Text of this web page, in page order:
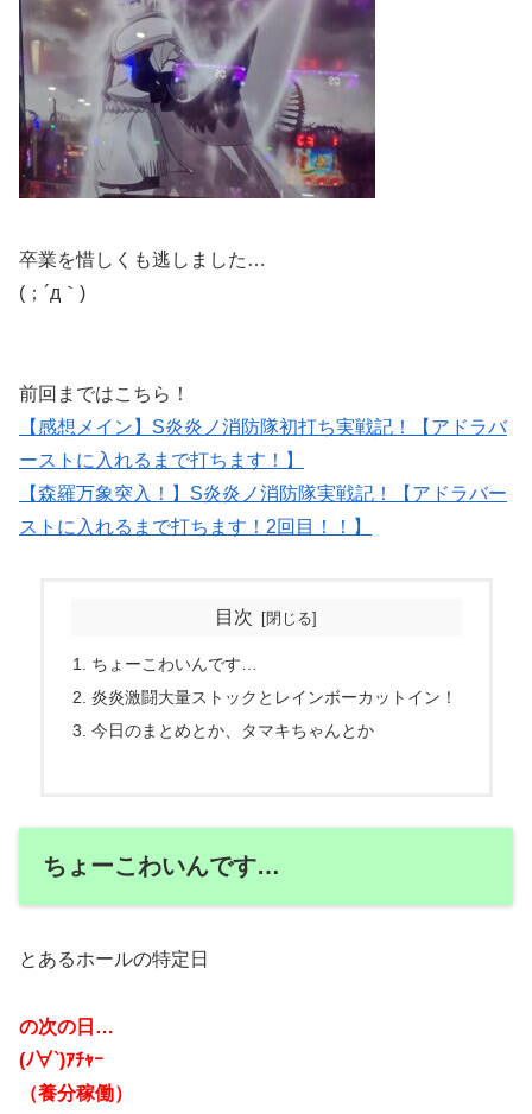
卒業を惜しくも逃しました…
(；´д｀)
前回まではこちら！
【感想メイン】S炎炎ノ消防隊初打ち実戦記！【アドラバ
ーストに入れるまで打ちます！】
【森羅万象突入！】S炎炎ノ消防隊実戦記！【アドラバー
ストに入れるまで打ちます！2回目！！】
目次
ちょーこわいんです…
炎炎激闘大量ストックとレインボーカットイン！
今日のまとめとか、タマキちゃんとか
ちょーこわいんです…
とあるホールの特定日
の次の日…
(ﾉ∀`)ｱﾁｬｰ
（養分稼働）